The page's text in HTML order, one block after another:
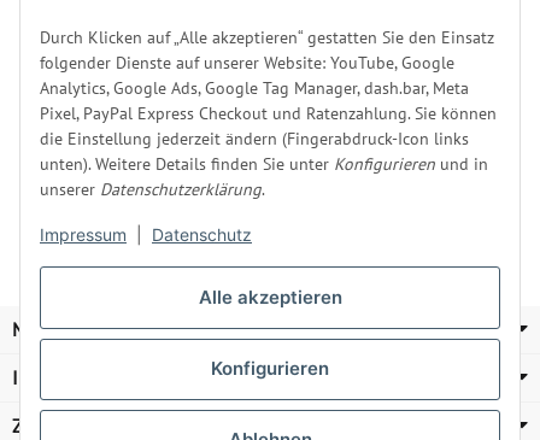
Alle akzeptieren
Konfigurieren
Durch Klicken auf „Alle akzeptieren“ gestatten Sie den Einsatz
folgender Dienste auf unserer Website: YouTube, Google
Analytics, Google Ads, Google Tag Manager, dash.bar, Meta
Pixel, PayPal Express Checkout und Ratenzahlung. Sie können
die Einstellung jederzeit ändern (Fingerabdruck-Icon links
unten). Weitere Details finden Sie unter Konfigurieren und in
unserer Datenschutzerklärung.
Impressum Datenschutz
Produktsicherheit
Sofort verfügbar
Lieferstatus: wird beim Hersteller bestellt
Lieferzeit:2 - 4 WerktageDE
39,90 €*
MEISEL & GERKEN
Informationen
Zahlung und Versand